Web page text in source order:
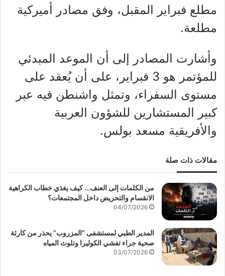
مطلع فبراير المقبل، وفق مصادر أميركية
مطلعة.
وأشارت المصادر إلى أن الموعد المبدئي
للمؤتمر هو 3 فبراير، على أن يُعقد على
مستوى السفراء، وتمثل واشنطن فيه عبر
كبير المستشارين للشؤون العربية
والأفريقية مسعد بولس.
مقالات ذات صلة
من الكلمات إلى العنف… كيف يغذي خطاب الكراهية
الانقسام والتحريض داخل المجتمعات؟
04/07/2026
المدير الطبي لمستشفى “المزروب” يحذر من كارثة
صحية جراء تفشي الكوليرا وتلوث المياه
03/07/2026